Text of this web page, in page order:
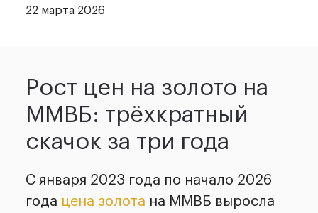
22 марта 2026
Рост цен на золото на
ММВБ: трёхкратный
скачок за три года
С января 2023 года по начало 2026
года цена золота на ММВБ выросла